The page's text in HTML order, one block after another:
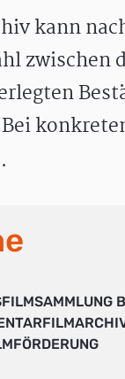
kann
.